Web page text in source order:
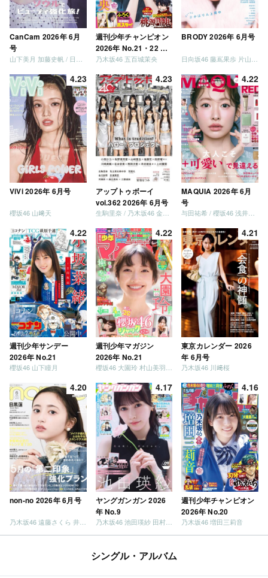
CanCam 2026年 6月
号
週刊少年チャンピオン
2026年 No.21・22 合
併号
乃木坂46 五百城茉央
BRODY 2026年 6月号
4.23
ViVi 2026年 6月号
櫻坂46 山﨑天
4.23
アップトゥボーイ
vol.362 2026年 6月号
生駒里奈 / 乃木坂46 金川紗耶 森平麗心
4.22
MAQUIA 2026年 6月
号
与田祐希 / 櫻坂46 浅井恋乃未
4.22
週刊少年サンデー
2026年 No.21
櫻坂46 山下瞳月
4.22
週刊少年マガジン
2026年 No.21
4.21
東京カレンダー 2026
年 6月号
乃木坂46 川﨑桜
4.20
non-no 2026年 6月号
4.17
ヤングガンガン 2026
年 No.9
乃木坂46 池田瑛紗 田村真佑
4.16
週刊少年チャンピオン
2026年 No.20
乃木坂46 増田三莉音
シングル・アルバム